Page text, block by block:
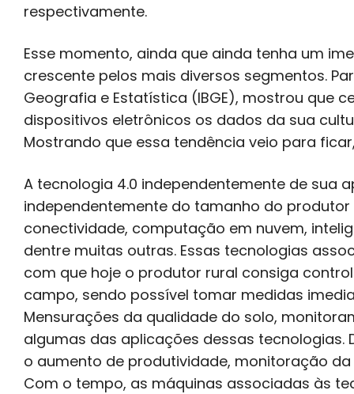
respectivamente.
Esse momento, ainda que ainda tenha um
crescente pelos mais diversos segmentos.
Geografia e Estatística (IBGE), mostrou que
dispositivos eletrônicos os dados da sua
Mostrando que essa tendência veio para
A tecnologia 4.0 independentemente de sua
independentemente do tamanho do
conectividade, computação em nuvem,
dentre muitas outras. Essas tecnologias
com que hoje o produtor rural consiga
campo, sendo possível tomar medidas
Mensurações da qualidade do solo,
algumas das aplicações dessas
o aumento de produtividade, monitoração
Com o tempo, as máquinas associadas às